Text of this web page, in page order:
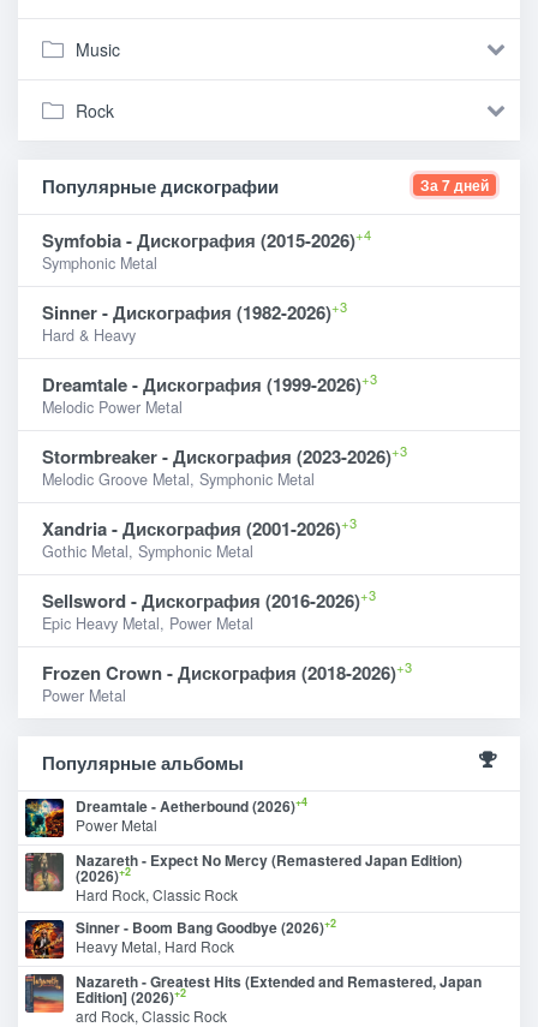
Music
Rock
Популярные дискографии За 7 дней
Symfobia - Дискография (2015-2026)+4
Symphonic Metal
Sinner - Дискография (1982-2026)+3
Hard & Heavy
Dreamtale - Дискография (1999-2026)+3
Melodic Power Metal
Stormbreaker - Дискография (2023-2026)+3
Melodic Groove Metal, Symphonic Metal
Xandria - Дискография (2001-2026)+3
Gothic Metal, Symphonic Metal
Sellsword - Дискография (2016-2026)+3
Epic Heavy Metal, Power Metal
Frozen Crown - Дискография (2018-2026)+3
Power Metal
Популярные альбомы
Dreamtale - Aetherbound (2026)+4
Power Metal
Nazareth - Expect No Mercy (Remastered Japan Edition)
(2026)+2
Hard Rock, Classic Rock
Sinner - Boom Bang Goodbye (2026)+2
Heavy Metal, Hard Rock
Nazareth - Greatest Hits (Extended and Remastered, Japan
Edition] (2026)+2
ard Rock, Classic Rock